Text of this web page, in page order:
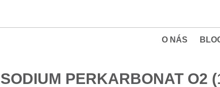
O NÁS
SODIUM PERKARBONAT O2